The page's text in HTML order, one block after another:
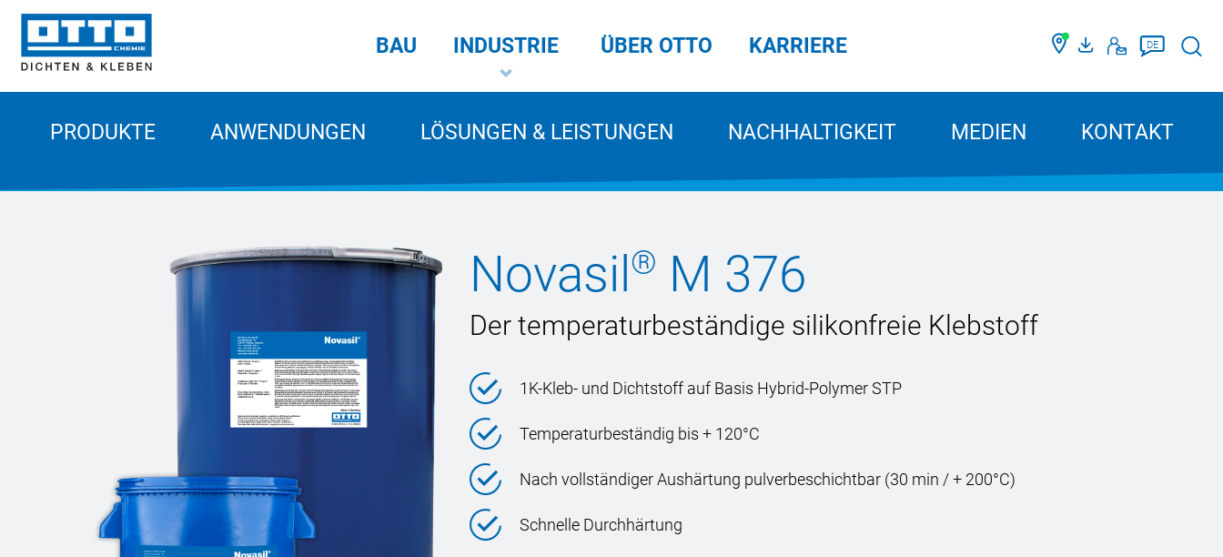
DE
BAU INDUSTRIE
PRODUKTE ANWENDUNGEN LÖSUNGEN & LEISTUNGEN NACHHALTIGKEIT MEDIEN KONTAKT
ÜBER OTTO KARRIERE
Novasil® M 376
Der temperaturbeständige silikonfreie Klebstoff
1K-Kleb- und Dichtstoff auf Basis Hybrid-Polymer STP
Temperaturbeständig bis + 120°C
Nach vollständiger Aushärtung pulverbeschichtbar (30 min / + 200°C)
Schnelle Durchhärtung